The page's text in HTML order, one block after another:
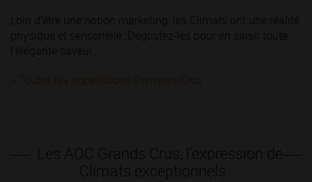
Loin d’être une notion marketing, les Climats ont une réalité
physique et sensorielle. Dégustez-les pour en saisir toute
l’élégante saveur…
Toutes les appellations Premiers Crus
Les AOC Grands Crus, l’expression de
Climats exceptionnels